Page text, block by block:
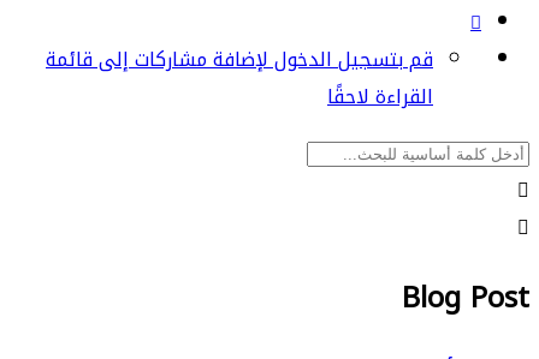
قم بتسجيل الدخول لإضافة مشاركات إلى قائمة
القراءة لاحقًا
Blog Post